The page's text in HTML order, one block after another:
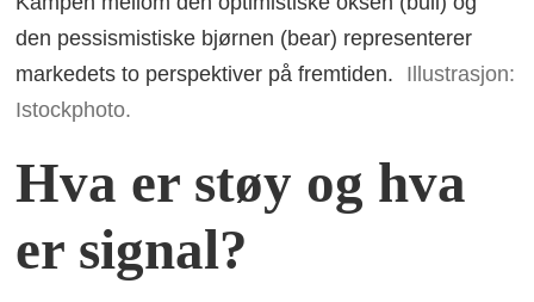
den pessismistiske bjørnen (bear) representerer
markedets to perspektiver på fremtiden.
Illustrasjon:
Istockphoto.
Hva er støy og hva
er signal?